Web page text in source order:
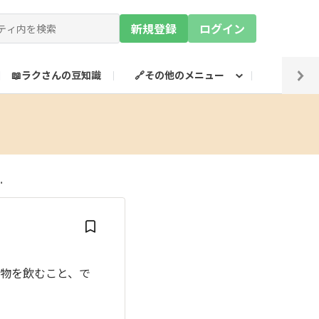
新規登録 ログイン
📖ラクさんの豆知識 🔗その他のメニュー
を飲むこと、で